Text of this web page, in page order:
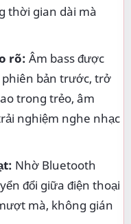
thời gian dài mà
rõ: Âm bass được
phiên bản trước, trở
trong trẻo, âm
nghiệm nghe nhạc
Nhờ Bluetooth
đổi giữa điện thoại
mà, không gián